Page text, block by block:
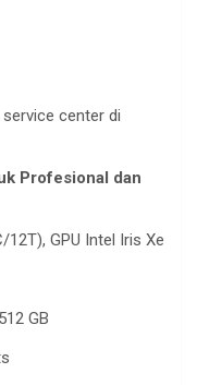
service center di
Profesional dan
GPU Intel Iris Xe
GB